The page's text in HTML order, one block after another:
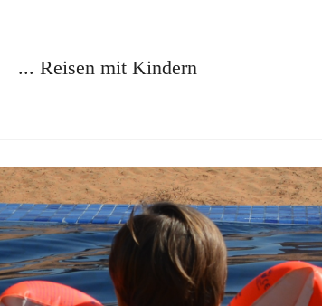
... Reisen mit Kindern